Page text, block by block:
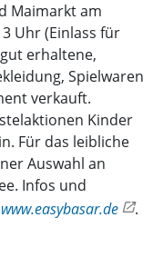
Maimarkt am
Uhr (Einlass für
erhaltene,
Spielwaren
verkauft.
Kinder
Für das leibliche
Auswahl an
Infos und
www.easybasar.de .